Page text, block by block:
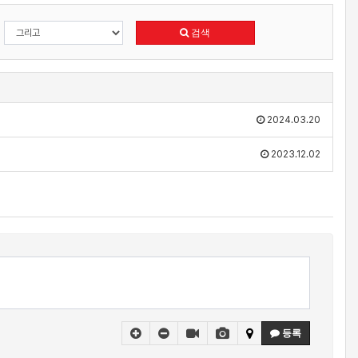
검색
2024.03.20
2023.12.02
등록